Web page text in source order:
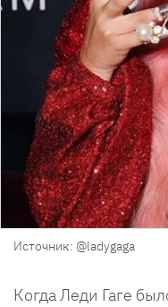
Источник: @ladygaga
Когда Леди Гаге